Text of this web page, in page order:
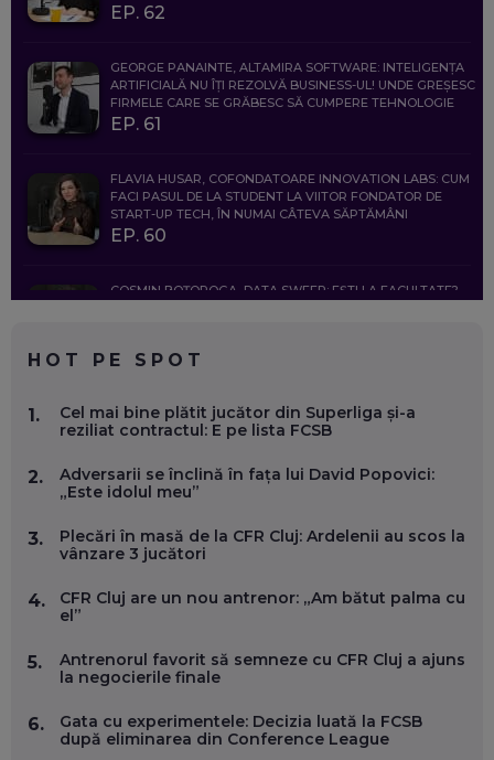
EP. 62
GEORGE PANAINTE, ALTAMIRA SOFTWARE: INTELIGENȚA
ARTIFICIALĂ NU ÎȚI REZOLVĂ BUSINESS-UL! UNDE GREȘESC
FIRMELE CARE SE GRĂBESC SĂ CUMPERE TEHNOLOGIE
EP. 61
FLAVIA HUSAR, COFONDATOARE INNOVATION LABS: CUM
FACI PASUL DE LA STUDENT LA VIITOR FONDATOR DE
START-UP TECH, ÎN NUMAI CÂTEVA SĂPTĂMÂNI
EP. 60
COSMIN BOȚOROGA, DATA SWEEP: EȘTI LA FACULTATE?
FOLOSEȘTI TEHNOLOGIA CA SĂ FII MAI BUN LA JOB. ȘI CUM
SE VA SCHIMBA MUNCA, ÎN URMĂTORII ANI
FOLOSEȘTI TEHNOLOGIA CA SĂ ÎȚI DESCHIZI DRUMUL
CĂTRE ARTĂ, LA NIVEL GLOBAL
EP. 57
CARIERĂ DE „HACKER CU PERMIS”
EP. 56
DOINA VÎLCEANU, CONTENTSPEED: VREI SUCCES ONLINE?
HOT PE SPOT
1.
Cel mai bine plătit jucător din Superliga și-a
reziliat contractul: E pe lista FCSB
2.
Adversarii se înclină în fața lui David Popovici:
„Este idolul meu”
3.
Plecări în masă de la CFR Cluj: Ardelenii au scos la
vânzare 3 jucători
4.
CFR Cluj are un nou antrenor: „Am bătut palma cu
el”
5.
Antrenorul favorit să semneze cu CFR Cluj a ajuns
la negocierile finale
6.
Gata cu experimentele: Decizia luată la FCSB
după eliminarea din Conference League